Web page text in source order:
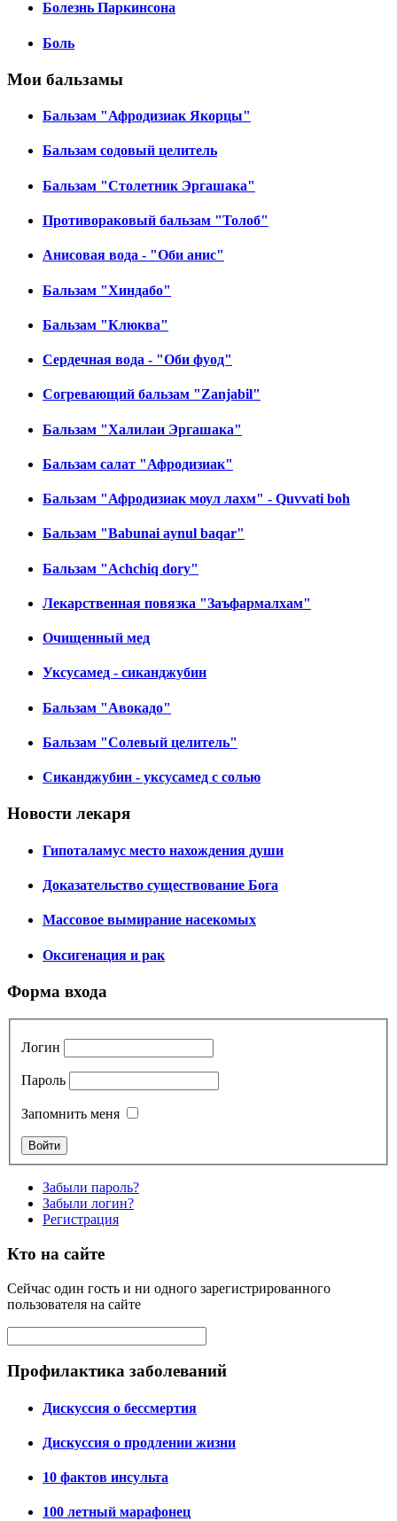
Болезнь Паркинсона
Боль
Мои бальзамы
Бальзам "Афродизиак Якорцы"
Бальзам содовый целитель
Бальзам "Столетник Эргашака"
Противораковый бальзам "Толоб"
Анисовая вода - "Оби анис"
Бальзам "Хиндабо"
Бальзам "Клюква"
Сердечная вода - "Оби фуод"
Согревающий бальзам "Zanjabil"
Бальзам "Халилаи Эргашака"
Бальзам салат "Афродизиак"
Бальзам "Афродизиак моул лахм" - Quvvati boh
Бальзам "Babunai aynul baqar"
Бальзам "Achchiq dory"
Лекарственная повязка "Заъфармалхам"
Очищенный мед
Уксусамед - сиканджубин
Бальзам "Авокадо"
Бальзам "Солевый целитель"
Сиканджубин - уксусамед с солью
Новости лекаря
Гипоталамус место нахождения души
Доказательство существование Бога
Массовое вымирание насекомых
Оксигенация и рак
Форма входа
Логин
Пароль
Запомнить меня
Забыли пароль?
Забыли логин?
Регистрация
Кто на сайте
Сейчас один гость и ни одного зарегистрированного
пользователя на сайте
Профилактика заболеваний
Дискуссия о бессмертия
Дискуссия о продлении жизни
10 фактов инсульта
100 летный марафонец